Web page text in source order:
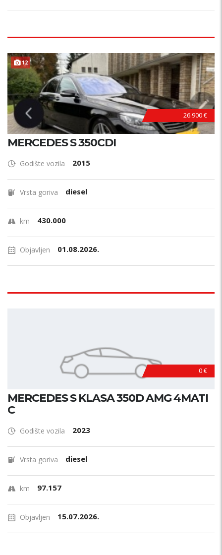
12
26.900 €
MERCEDES S 350CDI
Godište vozila 2015
Vrsta goriva diesel
km 430.000
Objavljen 01.08.2026.
0 €
MERCEDES S KLASA 350D AMG 4MATI
C
Godište vozila 2023
Vrsta goriva diesel
km 97.157
Objavljen 15.07.2026.